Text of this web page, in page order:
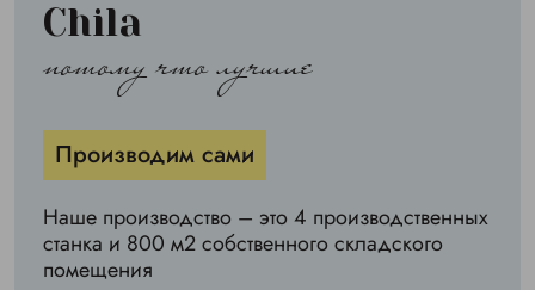
Chila
потому что лучшие
Производим сами
Наше производство – это 4 производственных
станка и 800 м2 собственного складского
помещения